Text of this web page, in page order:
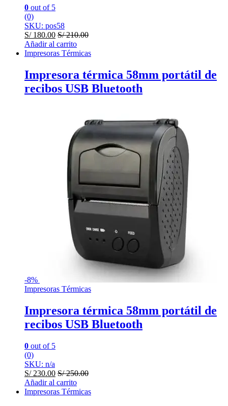
0 out of 5
(0)
SKU: pos58
S/180.00 S/210.00
Añadir al carrito
Impresoras Térmicas
Impresora térmica 58mm portátil de
recibos USB Bluetooth
-8%
Impresoras Térmicas
Impresora térmica 58mm portátil de
recibos USB Bluetooth
0 out of 5
(0)
SKU: n/a
S/230.00 S/250.00
Añadir al carrito
Impresoras Térmicas